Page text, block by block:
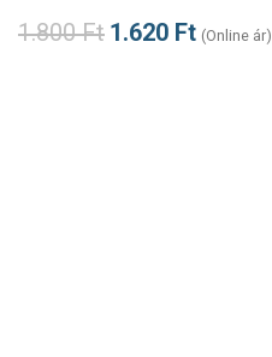
1.800Ft 1.620 Ft (Online ár)